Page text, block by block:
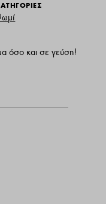
όσο και σε γεύση!